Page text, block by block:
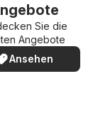
Sie die
Angebote
Ansehen